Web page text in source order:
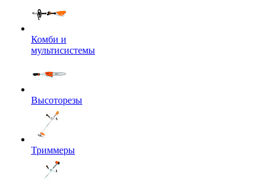
Комби и
мультисистемы
Высоторезы
Триммеры